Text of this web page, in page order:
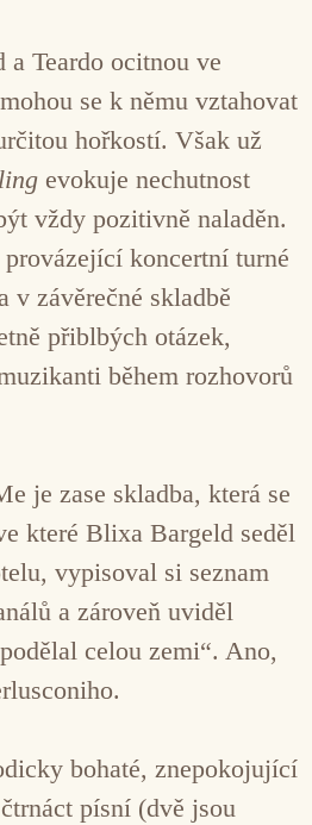
Teardo ocitnou ve
se k němu vztahovat
hořkostí. Však už
evokuje nechutnost
vždy pozitivně naladěn.
koncertní turné
v závěrečné skladbě
přiblbých otázek,
během rozhovorů
je zase skladba, která se
které Blixa Bargeld seděl
vypisoval si seznam
a zároveň uviděl
celou zemi“. Ano,
bohaté, znepokojující
písní (dvě jsou